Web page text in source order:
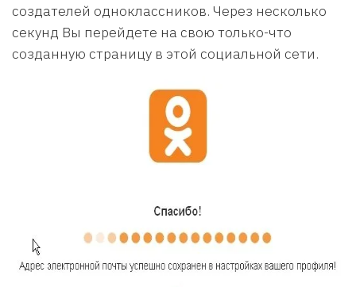
создателей одноклассников. Через несколько
секунд Вы перейдете на свою только-что
созданную страницу в этой социальной сети.